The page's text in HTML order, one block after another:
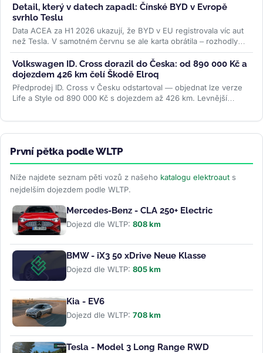
Detail, který v datech zapadl: Čínské BYD v Evropě
svrhlo Teslu
Data ACEA za H1 2026 ukazují, že BYD v EU registrovala víc aut
než Tesla. V samotném červnu se ale karta obrátila – rozhodly
ceny paliv i...>>
Volkswagen ID. Cross dorazil do Česka: od 890 000 Kč a
dojezdem 426 km čelí Škodě Elroq
Předprodej ID. Cross v Česku odstartoval — objednat lze verze
Life a Style od 890 000 Kč s dojezdem až 426 km. Levnější
První pětka podle WLTP
Níže najdete seznam pěti vozů z našeho katalogu elektroaut s
nejdelším dojezdem podle WLTP.
Mercedes-Benz - CLA 250+ Electric
Dojezd dle WLTP: 808 km
BMW - iX3 50 xDrive Neue Klasse
Dojezd dle WLTP: 805 km
Kia - EV6
Dojezd dle WLTP: 708 km
Tesla - Model 3 Long Range RWD